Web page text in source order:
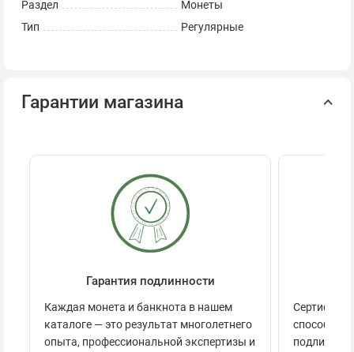
Раздел
Монеты
Тип
Регулярные
Гарантии магазина
Гарантия подлинности
Каждая монета и банкнота в нашем
каталоге — это результат многолетнего
опыта, профессиональной экспертизы и
способов